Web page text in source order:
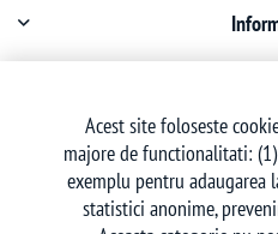
Acest site foloseste
majore de functionalitati:
exemplu pentru adaugarea
statistici anonime,